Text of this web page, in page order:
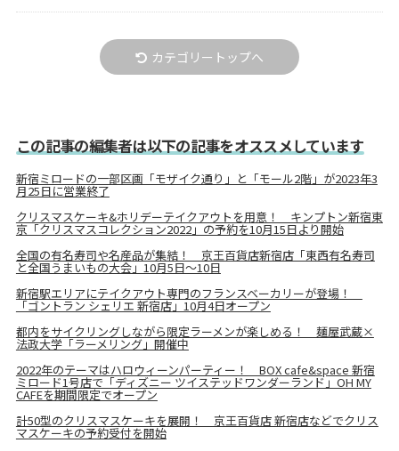
カテゴリートップへ
この記事の編集者は以下の記事をオススメしています
新宿ミロードの一部区画「モザイク通り」と「モール2階」が2023年3
月25日に営業終了
クリスマスケーキ&ホリデーテイクアウトを用意！ キンプトン新宿東
京「クリスマスコレクション2022」の予約を10月15日より開始
全国の有名寿司や名産品が集結！ 京王百貨店新宿店「東西有名寿司
と全国うまいもの大会」10月5日～10日
新宿駅エリアにテイクアウト専門のフランスベーカリーが登場！
「ゴントラン シェリエ 新宿店」10月4日オープン
都内をサイクリングしながら限定ラーメンが楽しめる！ 麺屋武蔵×
法政大学「ラーメリング」開催中
2022年のテーマはハロウィーンパーティー！ BOX cafe&space 新宿
ミロード1号店で「ディズニー ツイステッドワンダーランド」OH MY
CAFEを期間限定でオープン
計50型のクリスマスケーキを展開！ 京王百貨店 新宿店などでクリス
マスケーキの予約受付を開始